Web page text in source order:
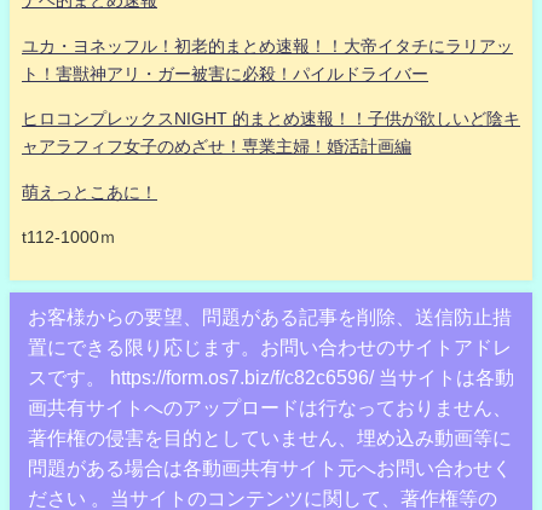
ユカ・ヨネッフル！初老的まとめ速報！！大帝イタチにラリアッ
ト！害獣神アリ・ガー被害に必殺！パイルドライバー
ヒロコンプレックスNIGHT 的まとめ速報！！子供が欲しいど陰キ
ャアラフィフ女子のめざせ！専業主婦！婚活計画編
萌えっとこあに！
t112-1000ｍ
お客様からの要望、問題がある記事を削除、送信防止措
置にできる限り応じます。お問い合わせのサイトアドレ
スです。 https://form.os7.biz/f/c82c6596/ 当サイトは各動
画共有サイトへのアップロードは行なっておりません、
著作権の侵害を目的としていません、埋め込み動画等に
問題がある場合は各動画共有サイト元へお問い合わせく
ださい 。当サイトのコンテンツに関して、著作権等の